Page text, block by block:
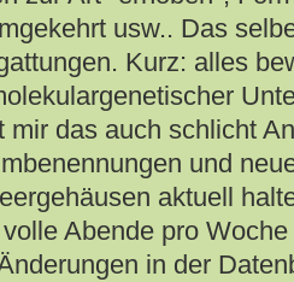
usw.. Das
Kurz: alles
mir das auch schlicht
und
aktuell
Abende pro
in der